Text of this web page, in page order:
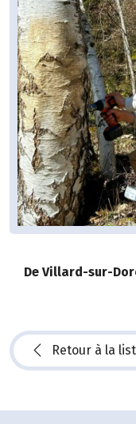
De Villard-sur-
Retour à la